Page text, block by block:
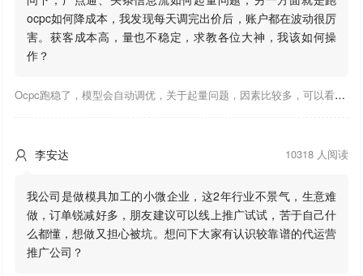
ocpc如何降成本，我发现每天调完出价后，账户都在波动很厉
害。获客成本高，量也不稳定，求教各位大神，我该如何操
作？
Ocpc跑稳了，模型会自动调优，关于起量问题，因素比较多，可以看下靠谱推大神出的干货文章，都是经验总结，应该可以找到对应解决。
 李安达 10318 人阅读
我公司是做模具加工的小微企业，这2年行业不景气，生意难
做，订单锐减好多，朋友建议可以线上推广试试，苦于自己什
么都懂，想做又担心被坑。想问下大家有认识较靠谱的代运营
推广公司？